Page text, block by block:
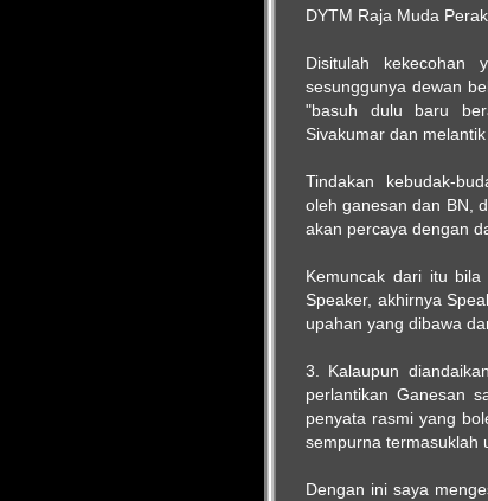
DYTM Raja Muda
Disitulah kekecohan
sesunggunya dewan
"basuh dulu baru
Sivakumar dan
Tindakan kebudak-
oleh ganesan dan BN,
akan percaya dengan
Kemuncak dari itu
Speaker, akhirnya
upahan yang dibawa
3. Kalaupun
perlantikan Ganesan
penyata rasmi yang
sempurna termasuklah
Dengan ini saya